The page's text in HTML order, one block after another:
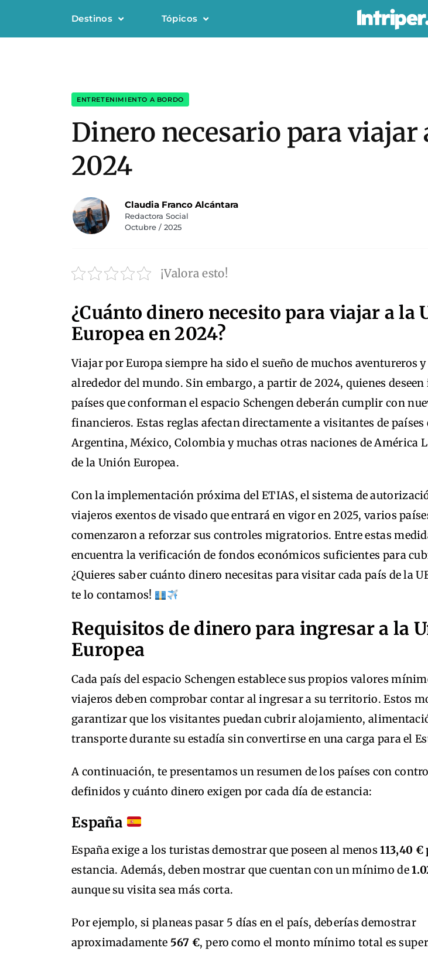
Destinos Tópicos
ENTRETENIMIENTO A BORDO
Dinero necesario para viajar
2024
Claudia Franco Alcántara
Redactora Social
Octubre / 2025
¡Valora esto!
¿Cuánto dinero necesito para viajar a la
Europea en 2024?
Viajar por Europa siempre ha sido el sueño de muchos aventureros
alrededor del mundo. Sin embargo, a partir de 2024, quienes
países que conforman el espacio Schengen deberán cumplir con
financieros. Estas reglas afectan directamente a visitantes de países
Argentina, México, Colombia y muchas otras naciones de América
de la Unión Europea.
Con la implementación próxima del ETIAS, el sistema de
viajeros exentos de visado que entrará en vigor en 2025, varios
comenzaron a reforzar sus controles migratorios. Entre estas
encuentra la verificación de fondos económicos suficientes para
¿Quieres saber cuánto dinero necesitas para visitar cada país de la
te lo contamos!
Requisitos de dinero para ingresar a la
Europea
Cada país del espacio Schengen establece sus propios valores
viajeros deben comprobar contar al ingresar a su territorio. Estos
garantizar que los visitantes puedan cubrir alojamiento,
transporte durante su estadía sin convertirse en una carga para el
A continuación, te presentamos un resumen de los países con
definidos y cuánto dinero exigen por cada día de estancia:
España
España exige a los turistas demostrar que poseen al menos113,40 €
estancia. Además, deben mostrar que cuentan con un mínimo de
aunque su visita sea más corta.
Por ejemplo, si planeas pasar 5 días en el país, deberías demostrar
aproximadamente 567 €, pero como el monto mínimo total es